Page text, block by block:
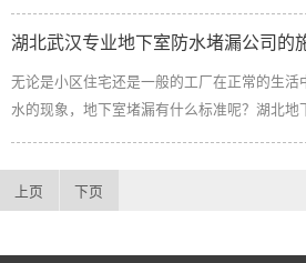
抗渗要求高，设计上必须控制裂缝的产生。其
和混凝土干缩引起的变形...
接影响屋面防水涂膜的质量效果。因此，在施
的要求。二、部位修补处理屋面基层面处理干
行处理，比如屋面裂缝，裂缝较大的先用堵漏
水层施工要求，再大面积整体做屋面防水施工
湖北武汉专业地下室防水堵漏公司的
无论是小区住宅还是一般的工厂在正常的生活
水的现象，地下室堵漏有什么标准呢？湖北地
漏层后必须做保护层，保护层用水泥沙浆做
上页 下页